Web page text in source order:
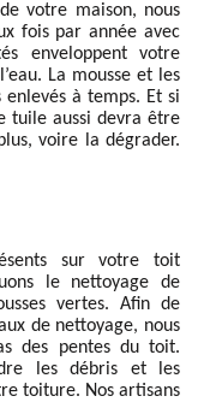
votre maison, nous
fois par année avec
enveloppent votre
La mousse et les
enlevés à temps. Et si
tuile aussi devra être
voire la dégrader.
sur votre toit
le nettoyage de
vertes. Afin de
de nettoyage, nous
des pentes du toit.
les débris et les
toiture. Nos artisans